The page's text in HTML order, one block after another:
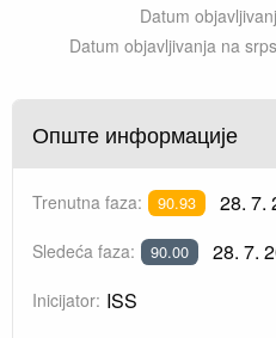
Datum
Datum objavljivanja na
Опште информације
Trenutna faza: 90.93 28. 7.
Sledeća faza: 90.00 28. 7.
Inicijator: ISS